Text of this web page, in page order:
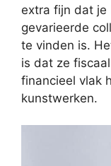
extra fijn dat je
gevarieerde
te vinden is.
is dat ze
financieel vlak
kunstwerken.